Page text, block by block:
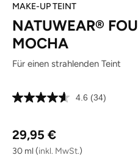
MAKE-UP TEINT
NATUWEAR®
MOCHA
Für einen strahlenden Teint
4.6 34
(34)
Regulärer Preis:
29,95 €
30 ml (inkl. MwSt.)